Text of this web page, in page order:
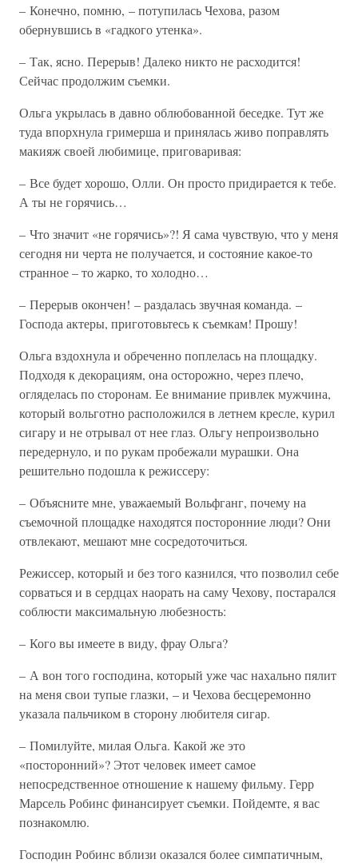
– Конечно, помню, – потупилась Чехова, разом
обернувшись в «гадкого утенка».
– Так, ясно. Перерыв! Далеко никто не расходится!
Сейчас продолжим съемки.
Ольга укрылась в давно облюбованной беседке. Тут же
туда впорхнула гримерша и принялась живо поправлять
макияж своей любимице, приговаривая:
– Все будет хорошо, Олли. Он просто придирается к тебе.
А ты не горячись…
– Что значит «не горячись»?! Я сама чувствую, что у меня
сегодня ни черта не получается, и состояние какое-то
странное – то жарко, то холодно…
– Перерыв окончен! – раздалась звучная команда. –
Господа актеры, приготовьтесь к съемкам! Прошу!
Ольга вздохнула и обреченно поплелась на площадку.
Подходя к декорациям, она осторожно, через плечо,
огляделась по сторонам. Ее внимание привлек мужчина,
который вольготно расположился в летнем кресле, курил
сигару и не отрывал от нее глаз. Ольгу непроизвольно
передернуло, и по рукам пробежали мурашки. Она
решительно подошла к режиссеру:
– Объясните мне, уважаемый Вольфганг, почему на
съемочной площадке находятся посторонние люди? Они
отвлекают, мешают мне сосредоточиться.
Режиссер, который и без того казнился, что позволил себе
сорваться и в сердцах наорать на саму Чехову, постарался
соблюсти максимальную любезность:
– Кого вы имеете в виду, фрау Ольга?
– А вон того господина, который уже час нахально пялит
на меня свои тупые глазки, – и Чехова бесцеремонно
указала пальчиком в сторону любителя сигар.
– Помилуйте, милая Ольга. Какой же это
«посторонний»? Этот человек имеет самое
непосредственное отношение к нашему фильму. Герр
Марсель Робинс финансирует съемки. Пойдемте, я вас
познакомлю.
Господин Робинс вблизи оказался более симпатичным,